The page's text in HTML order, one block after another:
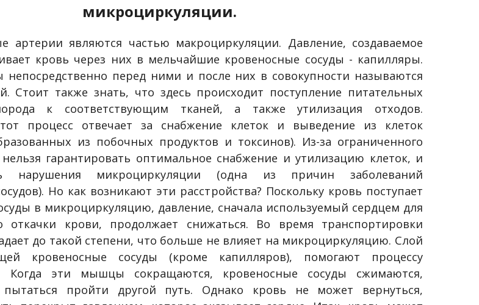
микроциркуляции.
артерии являются частью макроциркуляции. Давление, создаваемое
кровь через них в мельчайшие кровеносные сосуды - капилляры.
непосредственно перед ними и после них в совокупности называются
Стоит также знать, что здесь происходит поступление питательных
к соответствующим тканей, а также утилизация отходов.
процесс отвечает за снабжение клеток и выведение из клеток
из побочных продуктов и токсинов). Из-за ограниченного
гарантировать оптимальное снабжение и утилизацию клеток, и
нарушения микроциркуляции (одна из причин заболеваний
Но как возникают эти расстройства? Поскольку кровь поступает
в микроциркуляцию, давление, сначала используемый сердцем для
откачки крови, продолжает снижаться. Во время транспортировки
до такой степени, что больше не влияет на микроциркуляцию. Слой
кровеносные сосуды (кроме капилляров), помогают процессу
Когда эти мышцы сокращаются, кровеносные сосуды сжимаются,
пройти другой путь. Однако кровь не может вернуться,